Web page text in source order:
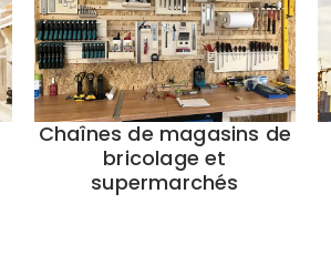
Chaînes de magasins de
bricolage et
supermarchés